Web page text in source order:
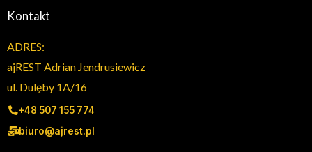
Kontakt
ADRES:
ajREST Adrian Jendrusiewicz
ul. Dulęby 1A/16
+48 507 155 774
biuro@ajrest.pl